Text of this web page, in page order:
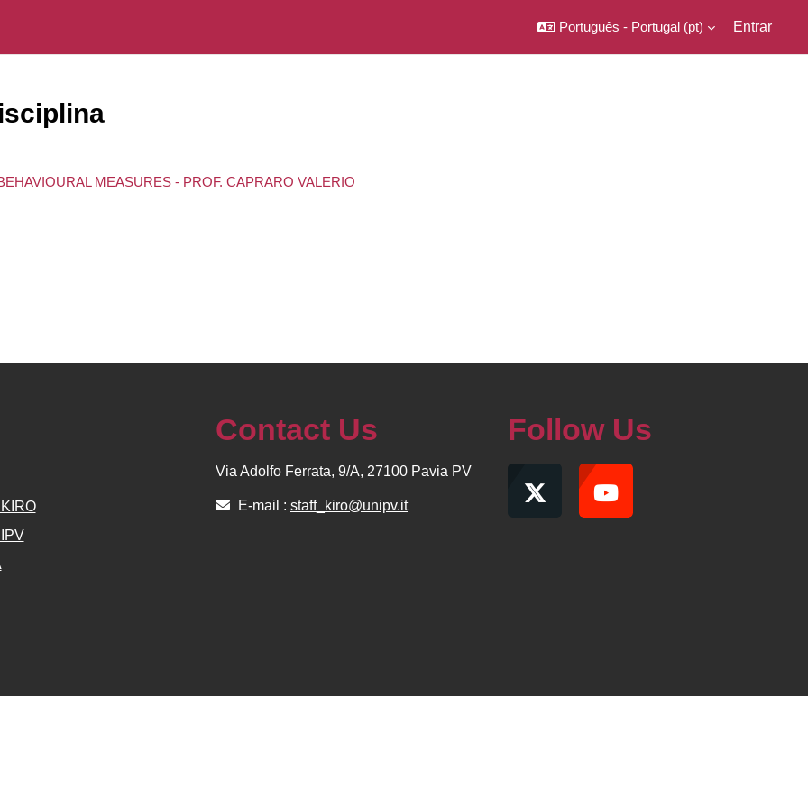
Português - Portugal ‎(pt)‎ Entrar
MEASURES - PROF. CAPRARO VALERIO
Contact Us
Via Adolfo Ferrata, 9/A, 27100 Pavia PV
E-mail : staff_kiro@unipv.it
Follow Us